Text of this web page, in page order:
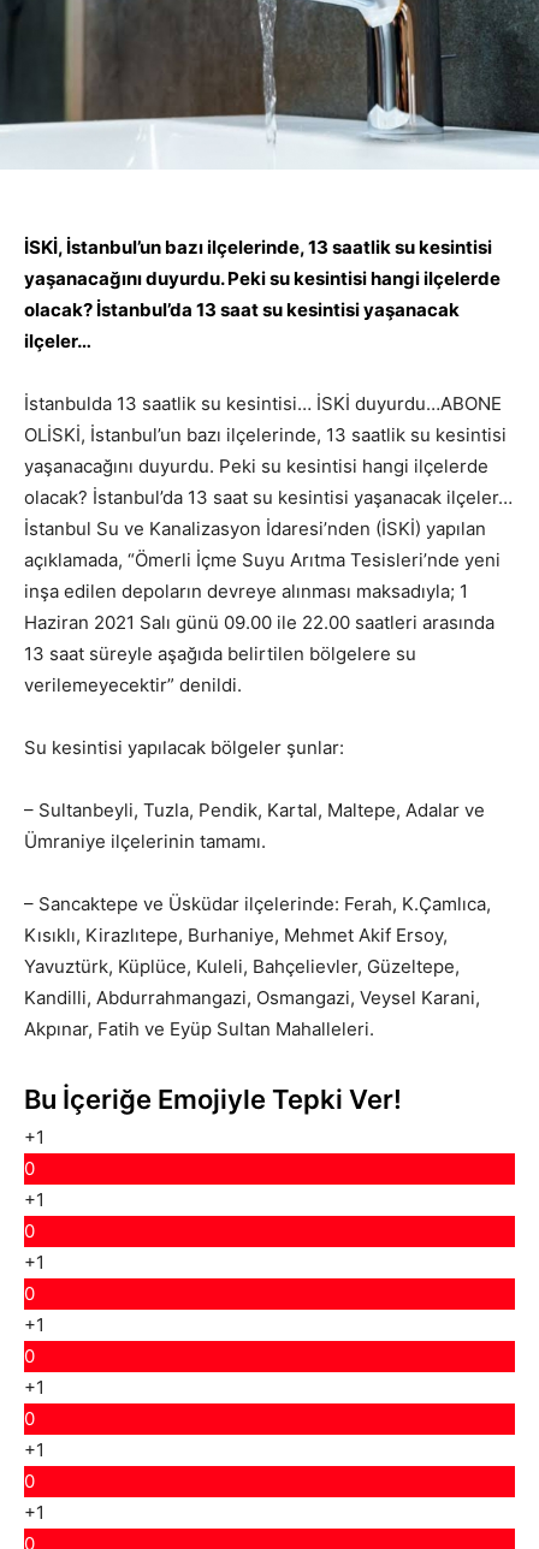
İSKİ, İstanbul’un bazı ilçelerinde, 13 saatlik su kesintisi
yaşanacağını duyurdu. Peki su kesintisi hangi ilçelerde
olacak? İstanbul’da 13 saat su kesintisi yaşanacak
ilçeler…
İstanbulda 13 saatlik su kesintisi… İSKİ duyurdu…ABONE
OLİSKİ, İstanbul’un bazı ilçelerinde, 13 saatlik su kesintisi
yaşanacağını duyurdu. Peki su kesintisi hangi ilçelerde
olacak? İstanbul’da 13 saat su kesintisi yaşanacak ilçeler…
İstanbul Su ve Kanalizasyon İdaresi’nden (İSKİ) yapılan
açıklamada, “Ömerli İçme Suyu Arıtma Tesisleri’nde yeni
inşa edilen depoların devreye alınması maksadıyla; 1
Haziran 2021 Salı günü 09.00 ile 22.00 saatleri arasında
13 saat süreyle aşağıda belirtilen bölgelere su
verilemeyecektir” denildi.
Su kesintisi yapılacak bölgeler şunlar:
– Sultanbeyli, Tuzla, Pendik, Kartal, Maltepe, Adalar ve
Ümraniye ilçelerinin tamamı.
– Sancaktepe ve Üsküdar ilçelerinde: Ferah, K.Çamlıca,
Kısıklı, Kirazlıtepe, Burhaniye, Mehmet Akif Ersoy,
Yavuztürk, Küplüce, Kuleli, Bahçelievler, Güzeltepe,
Kandilli, Abdurrahmangazi, Osmangazi, Veysel Karani,
Akpınar, Fatih ve Eyüp Sultan Mahalleleri.
Bu İçeriğe Emojiyle Tepki Ver!
+1
0
+1
0
+1
0
+1
0
+1
0
+1
0
+1
0